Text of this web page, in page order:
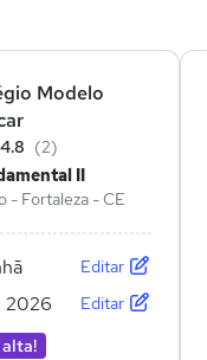
Modelo
4.8 (2)
II
- Fortaleza - CE
Editar
2026
Editar